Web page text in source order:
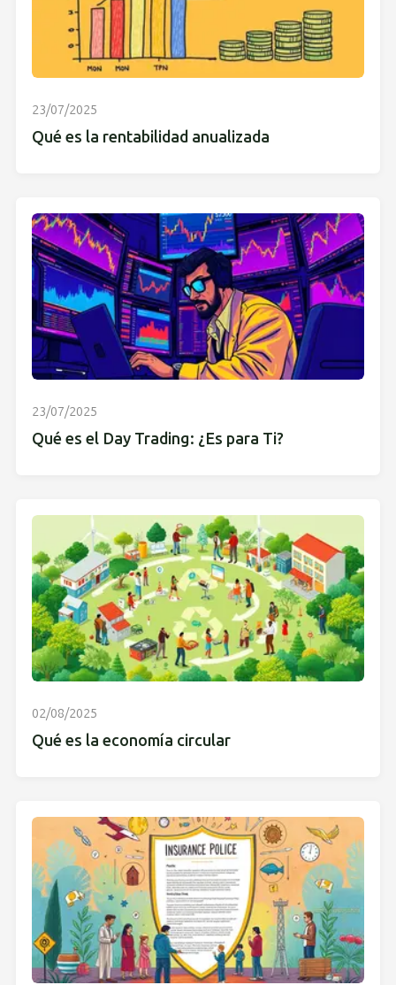
23/07/2025
Qué es la rentabilidad anualizada
23/07/2025
Qué es el Day Trading: ¿Es para Ti?
02/08/2025
Qué es la economía circular